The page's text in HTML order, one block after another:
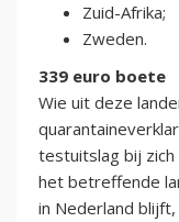
Zuid-Afrika;
Zweden.
339 euro boete
Wie uit deze
testuitslag bij zich
het betreffende
in Nederland